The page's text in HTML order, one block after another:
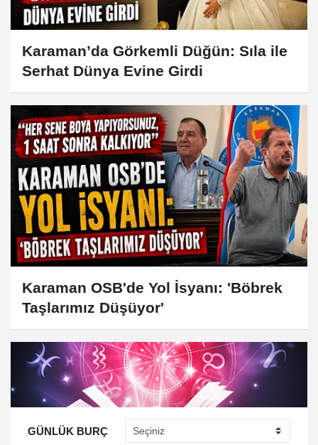
Karaman’da Görkemli Düğün: Sıla ile
Serhat Dünya Evine Girdi
Karaman OSB'de Yol İsyanı: 'Böbrek
Taşlarımız Düşüyor'
GÜNLÜK BURÇ